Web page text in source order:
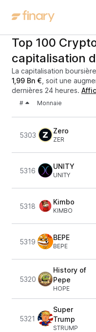
Top 100
capitalisation
La capitalisation
1,99 Bn € , soit une
dernières 24 heures.
# Monnaie
5303
Zero
ZER
5316
UNITY
UNITY
5318
Kimbo
KIMBO
5319
BEPE
BEPE
5320
History of
Pepe
HOPE
5321
Super
Trump
STRUMP